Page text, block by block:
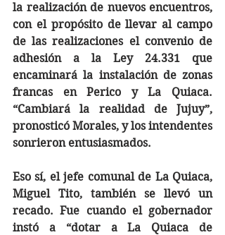
la realización de nuevos encuentros,
con el propósito de llevar al campo
de las realizaciones el convenio de
adhesión a la Ley 24.331 que
encaminará la instalación de zonas
francas en Perico y La Quiaca.
“Cambiará la realidad de Jujuy”,
pronosticó Morales, y los intendentes
sonrieron entusiasmados.
Eso sí, el jefe comunal de La Quiaca,
Miguel Tito, también se llevó un
recado. Fue cuando el gobernador
instó a “dotar a La Quiaca de